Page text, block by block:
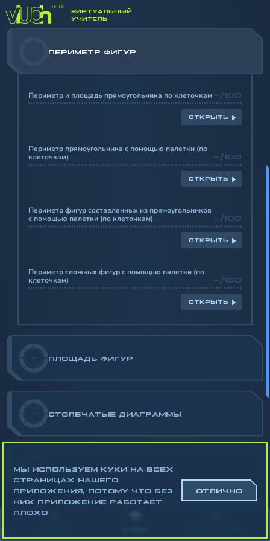
ВИРТУАЛЬНЫЙ
УЧИТЕЛЬ
ПЕРИМЕТР ФИГУР
Периметр и площадь прямоугольника по клеточкам -/100
ОТКРЫТЬ
Периметр прямоугольника с помощью палетки (по
клеточкам)
-/100
ОТКРЫТЬ
Периметр фигур составленных из прямоугольников
с помощью палетки (по клеточкам)
-/100
ОТКРЫТЬ
Периметр сложных фигур с помощью палетки (по
клеточкам)
-/100
ОТКРЫТЬ
- ПЛОЩАДЬ ФИГУР
- СТОЛБЧАТЫЕ ДИАГРАММЫ
- РАБОТА С ГРАФИКАМИ
МЫ ИСПОЛЬЗУЕМ КУКИ НА ВСЕХ
СТРАНИЦАХ НАШЕГО
ПРИЛОЖЕНИЯ, ПОТОМУ ЧТО БЕЗ
НИХ ПРИЛОЖЕНИЕ РАБОТАЕТ
ПЛОХО
ОТЛИЧНО